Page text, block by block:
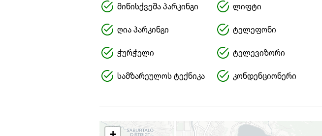
მიწისქვეშა პარკინგი ლიფტი
ღია პარკინგი ტელეფონი
ჭურჭელი ტელევიზორი
სამზარეულოს ტექნიკა კონდენციონერი